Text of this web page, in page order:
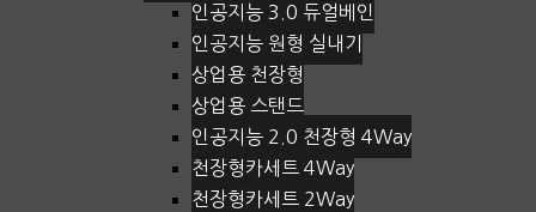
인공지능 3.0 듀얼베인
인공지능 원형 실내기
상업용 천장형
상업용 스탠드
인공지능 2.0 천장형 4Way
천장형카세트 4Way
천장형카세트 2Way